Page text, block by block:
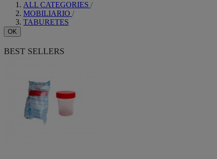
ALL CATEGORIES
MOBILIARIO
TABURETES
OK
BEST SELLERS